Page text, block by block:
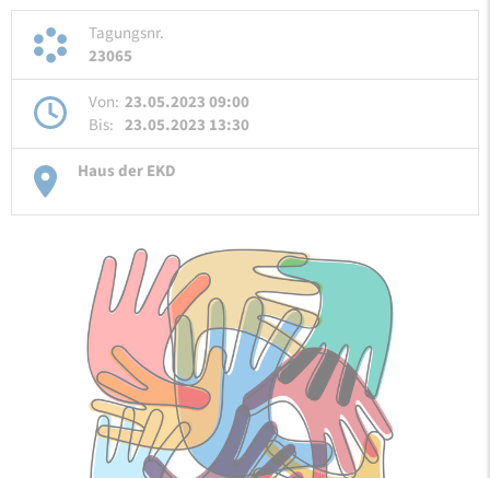
Tagungsnr.
23065
Von: 23.05.2023 09:00
Bis: 23.05.2023 13:30
Haus der EKD